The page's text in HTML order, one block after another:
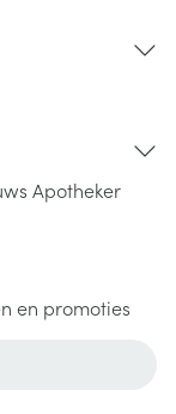
Apotheker
en promoties